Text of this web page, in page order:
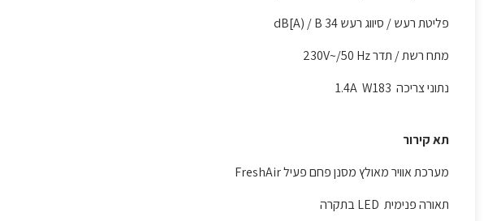
פליטת רעש / סיווג רעש 34 dB[A) / B
מתח רשת / תדר 230V~/50 Hz
נתוני צריכה 1.4A W183
תא קירור
מערכת אוויר מאולץ מסנן פחם פעיל FreshAir
תאורה פנימית LED בתקרה